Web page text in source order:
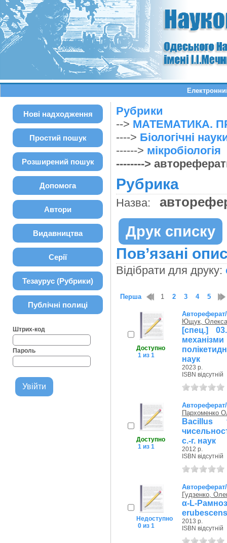
Нові надходження
Простий пошук
Розширений пошук
Допомога
Автори
Видавництва
Серії
Тезаурус (Рубрики)
Публічні полиці
Штрих-код
Пароль
Рубрики
--> МАТЕМАТИКА.
----> Біологічні
------> мікробіологія
-------->
Рубрика
Назва:
Друк списку
Пов’язані
Відібрати для друку:
Перша 1 2 3 4 5
Доступно
1 из 1
Ющук,
[спец.]
наук
2023 р.
ISBN відсутній
Доступно
1 из 1
Пархоменко
Bacillus
с.-г. наук
2012 р.
ISBN відсутній
Недоступно
0 из 1
Гудзенко,
α-L-
2013 р.
ISBN відсутній